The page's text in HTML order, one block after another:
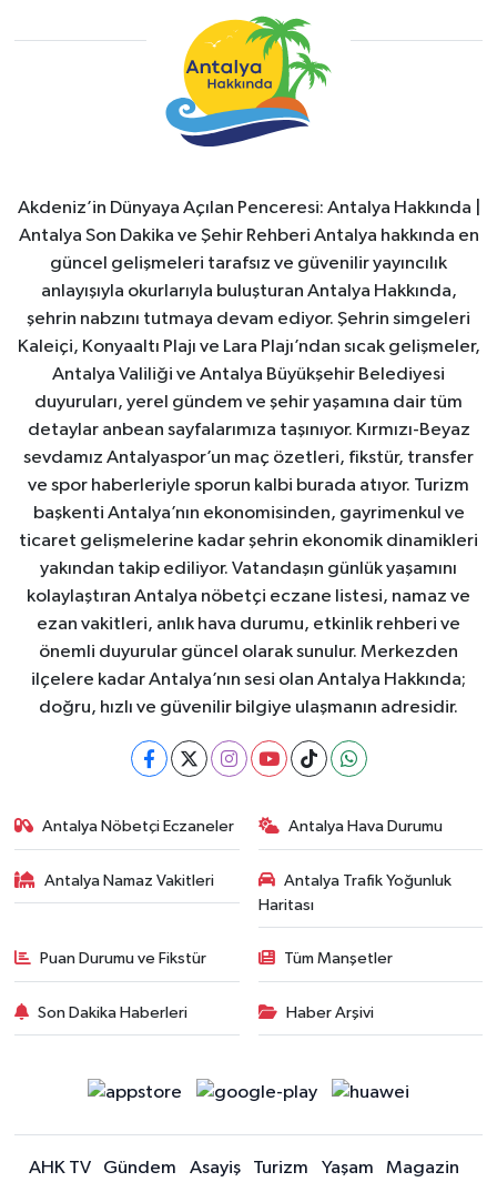
Akdeniz’in Dünyaya Açılan Penceresi: Antalya Hakkında |
Antalya Son Dakika ve Şehir Rehberi Antalya hakkında en
güncel gelişmeleri tarafsız ve güvenilir yayıncılık
anlayışıyla okurlarıyla buluşturan Antalya Hakkında,
şehrin nabzını tutmaya devam ediyor. Şehrin simgeleri
Kaleiçi, Konyaaltı Plajı ve Lara Plajı’ndan sıcak gelişmeler,
Antalya Valiliği ve Antalya Büyükşehir Belediyesi
duyuruları, yerel gündem ve şehir yaşamına dair tüm
detaylar anbean sayfalarımıza taşınıyor. Kırmızı-Beyaz
sevdamız Antalyaspor’un maç özetleri, fikstür, transfer
ve spor haberleriyle sporun kalbi burada atıyor. Turizm
başkenti Antalya’nın ekonomisinden, gayrimenkul ve
ticaret gelişmelerine kadar şehrin ekonomik dinamikleri
yakından takip ediliyor. Vatandaşın günlük yaşamını
kolaylaştıran Antalya nöbetçi eczane listesi, namaz ve
ezan vakitleri, anlık hava durumu, etkinlik rehberi ve
önemli duyurular güncel olarak sunulur. Merkezden
ilçelere kadar Antalya’nın sesi olan Antalya Hakkında;
doğru, hızlı ve güvenilir bilgiye ulaşmanın adresidir.
Antalya Nöbetçi Eczaneler Antalya Hava Durumu
Antalya Namaz Vakitleri
Antalya Trafik Yoğunluk
Haritası
Puan Durumu ve Fikstür Tüm Manşetler
Son Dakika Haberleri Haber Arşivi
AHK TV Gündem Asayiş Turizm Yaşam Magazin